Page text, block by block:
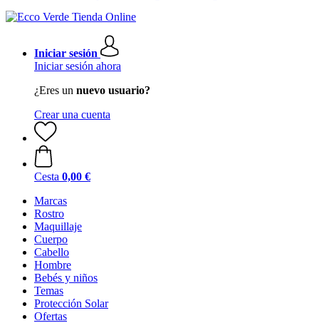
Iniciar sesión
Iniciar sesión ahora
¿Eres un nuevo usuario?
Crear una cuenta
Cesta 0,00 €
Marcas
Rostro
Maquillaje
Cuerpo
Cabello
Hombre
Bebés y niños
Temas
Protección Solar
Ofertas